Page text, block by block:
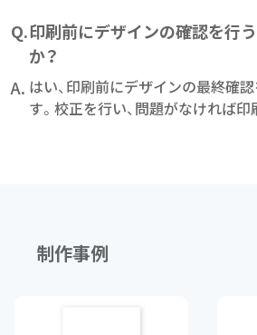
Q.印刷前にデザインの確認を行
か？
A. はい、印刷前にデザインの最終確
す。校正を行い、問題がなければ印
制作事例